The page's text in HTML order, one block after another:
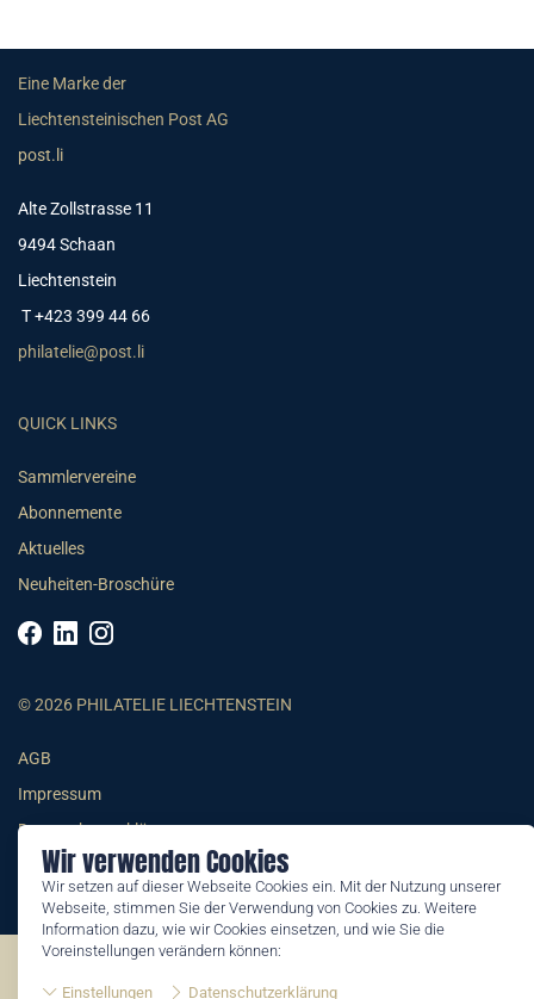
Wir verwenden Cookies
Wir setzen auf dieser Webseite Cookies ein. Mit der Nutzung unserer
Webseite, stimmen Sie der Verwendung von Cookies zu. Weitere
Information dazu, wie wir Cookies einsetzen, und wie Sie die
Voreinstellungen verändern können:
Einstellungen Datenschutzerklärung
Eine Marke der
Liechtensteinischen Post AG
post.li
Alte Zollstrasse 11
9494 Schaan
Liechtenstein
T +423 399 44 66
philatelie@post.li
QUICK LINKS
Sammlervereine
Abonnemente
Aktuelles
Neuheiten-Broschüre
© 2026 PHILATELIE LIECHTENSTEIN
AGB
Impressum
Datenschutzerklärung